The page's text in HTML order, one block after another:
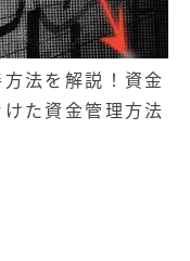
法を解説！資金
た資金管理方法